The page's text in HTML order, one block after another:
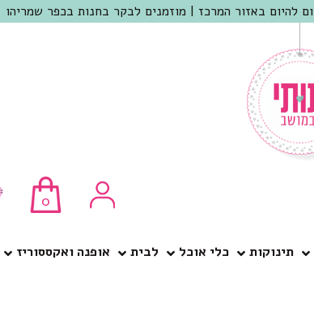
0
תינוקות כלי אוכל לבית אופנה ואקססוריז